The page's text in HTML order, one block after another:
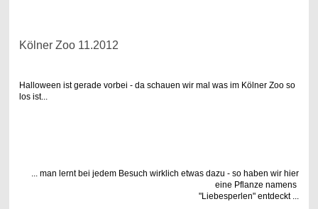
Kölner Zoo 11.2012
Halloween ist gerade vorbei - da schauen wir mal was im Kölner Zoo so
los ist...
... man lernt bei jedem Besuch wirklich etwas dazu - so haben wir hier
eine Pflanze namens
"Liebesperlen" entdeckt ...